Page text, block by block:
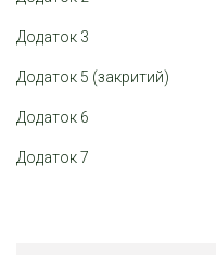
Додаток 3
Додаток 5 (закритий)
Додаток 6
Додаток 7